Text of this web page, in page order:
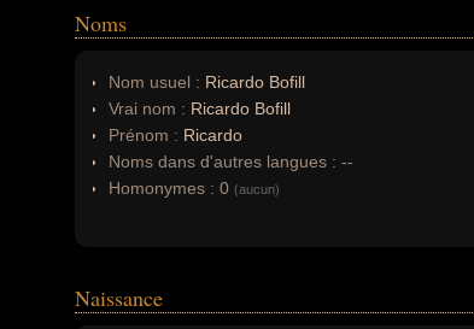
Noms
Nom usuel : Ricardo Bofill
Vrai nom : Ricardo Bofill
Prénom : Ricardo
Noms dans d'autres langues : --
Homonymes : 0 (aucun)
Naissance